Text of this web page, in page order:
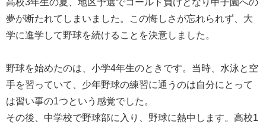
夢が断たれてしまいました。この悔しさが忘れられず、大
学に進学して野球を続けることを決意しました。
野球を始めたのは、小学4年生のときです。当時、水泳と空
手を習っていて、少年野球の練習に通うのは自分にとって
は習い事の1つという感覚でした。
その後、中学校で野球部に入り、野球に熱中します。高校1